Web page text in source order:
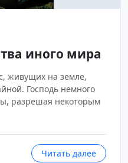
иного мира
живущих на земле,
Господь немного
разрешая некоторым
Читать далее